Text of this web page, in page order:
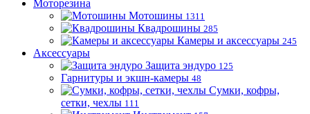
Моторезина
Мотошины 1311
Квадрошины 285
Камеры и аксессуары 245
Аксессуары
Защита эндуро 125
Гарнитуры и экшн-камеры 48
Сумки, кофры,
сетки, чехлы 111